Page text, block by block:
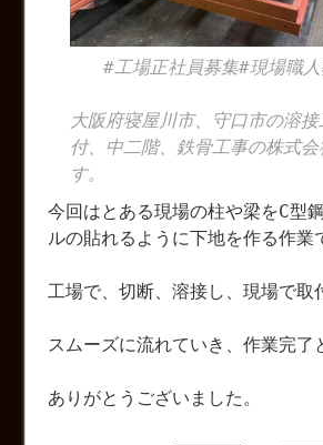
#工場正社員募集#現場職人
大阪府寝屋川市、守口市の溶
付、中二階、鉄骨工事の株式
す。
今回はとある現場の柱や梁をC型
ルの貼れるように下地を作る作業
工場で、切断、溶接し、現場で取
スムーズに流れていき、作業完了
ありがとうございました。